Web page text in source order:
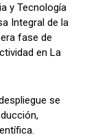
y Tecnología
Integral de la
fase de
en La
se